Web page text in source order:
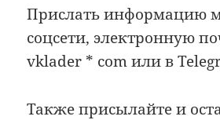
Прислать информацию
соцсети, электронную
vklader * com или в
Также присылайте и